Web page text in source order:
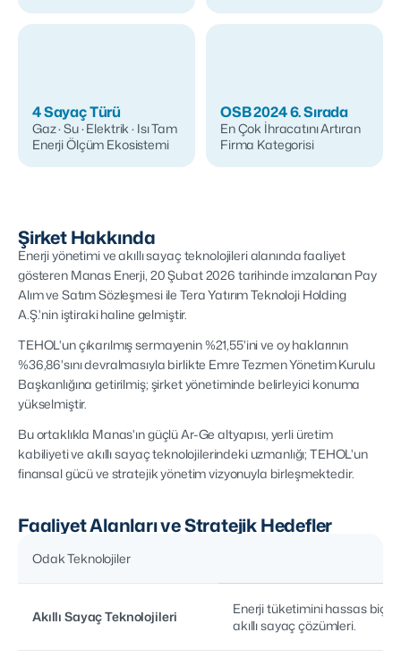
4 Sayaç Türü
Gaz · Su · Elektrik · Isı Tam
Enerji Ölçüm Ekosistemi
OSB 2024 6. Sırada
En Çok İhracatını Artıran
Firma Kategorisi
Şirket Hakkında
Enerji yönetimi ve akıllı sayaç teknolojileri alanında faaliyet
gösteren Manas Enerji, 20 Şubat 2026 tarihinde imzalanan Pay
Alım ve Satım Sözleşmesi ile Tera Yatırım Teknoloji Holding
A.Ş.'nin iştiraki haline gelmiştir.
TEHOL'un çıkarılmış sermayenin %21,55'ini ve oy haklarının
%36,86'sını devralmasıyla birlikte Emre Tezmen Yönetim Kurulu
Başkanlığına getirilmiş; şirket yönetiminde belirleyici konuma
yükselmiştir.
Bu ortaklıkla Manas'ın güçlü Ar-Ge altyapısı, yerli üretim
kabiliyeti ve akıllı sayaç teknolojilerindeki uzmanlığı; TEHOL'un
finansal gücü ve stratejik yönetim vizyonuyla birleşmektedir.
Faaliyet Alanları ve Stratejik Hedefler
Odak Teknolojiler
Akıllı Sayaç Teknolojileri
Enerji tüketimini hassas
akıllı sayaç çözümleri.